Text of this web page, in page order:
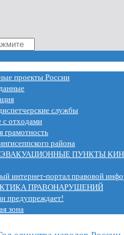
проекты России
службы
отходами
грамотность
района
ПУНКТЫ
интернет-портал правовой
ПРАВОНАРУШЕНИЙ
предупреждает!
зона